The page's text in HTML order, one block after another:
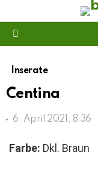
Inserate
Centina
6. April 2021, 8:36
Farbe: Dkl. Braun